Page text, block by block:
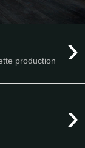
›
production
›